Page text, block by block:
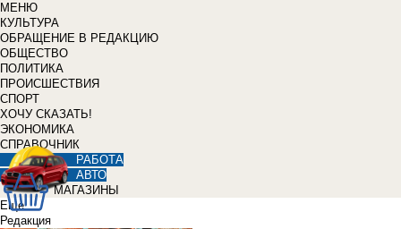
МЕНЮ
КУЛЬТУРА
ОБРАЩЕНИЕ В РЕДАКЦИЮ
ОБЩЕСТВО
ПОЛИТИКА
ПРОИСШЕСТВИЯ
СПОРТ
ХОЧУ СКАЗАТЬ!
ЭКОНОМИКА
СПРАВОЧНИК
РАБОТА
АВТО
МАГАЗИНЫ
Еще
Редакция